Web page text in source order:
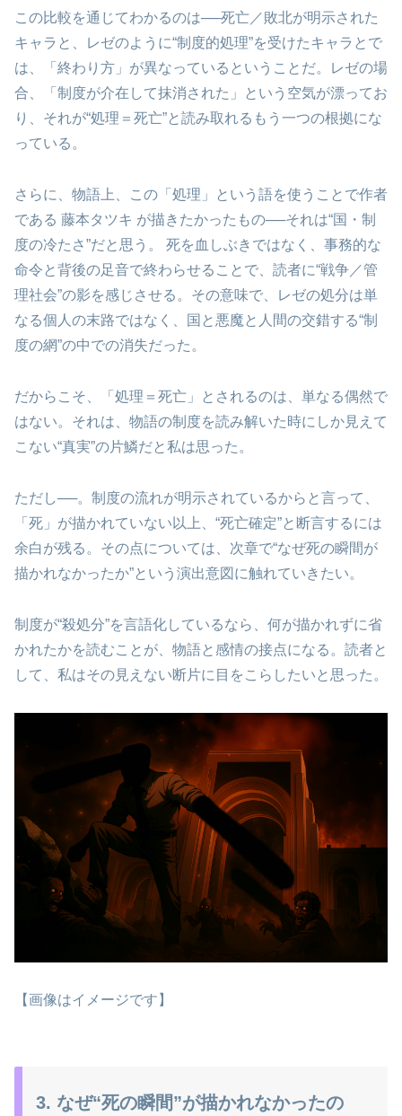
この比較を通じてわかるのは──死亡／敗北が明示された
キャラと、レゼのように“制度的処理”を受けたキャラとで
は、「終わり方」が異なっているということだ。レゼの場
合、「制度が介在して抹消された」という空気が漂ってお
り、それが“処理＝死亡”と読み取れるもう一つの根拠にな
っている。
さらに、物語上、この「処理」という語を使うことで作者
である 藤本タツキ が描きたかったもの──それは“国・制
度の冷たさ”だと思う。 死を血しぶきではなく、事務的な
命令と背後の足音で終わらせることで、読者に“戦争／管
理社会”の影を感じさせる。その意味で、レゼの処分は単
なる個人の末路ではなく、国と悪魔と人間の交錯する“制
度の網”の中での消失だった。
だからこそ、「処理＝死亡」とされるのは、単なる偶然で
はない。それは、物語の制度を読み解いた時にしか見えて
こない“真実”の片鱗だと私は思った。
ただし──。制度の流れが明示されているからと言って、
「死」が描かれていない以上、“死亡確定”と断言するには
余白が残る。その点については、次章で“なぜ死の瞬間が
描かれなかったか”という演出意図に触れていきたい。
制度が“殺処分”を言語化しているなら、何が描かれずに省
かれたかを読むことが、物語と感情の接点になる。読者と
して、私はその見えない断片に目をこらしたいと思った。
【画像はイメージです】
3. なぜ“死の瞬間”が描かれなかったの